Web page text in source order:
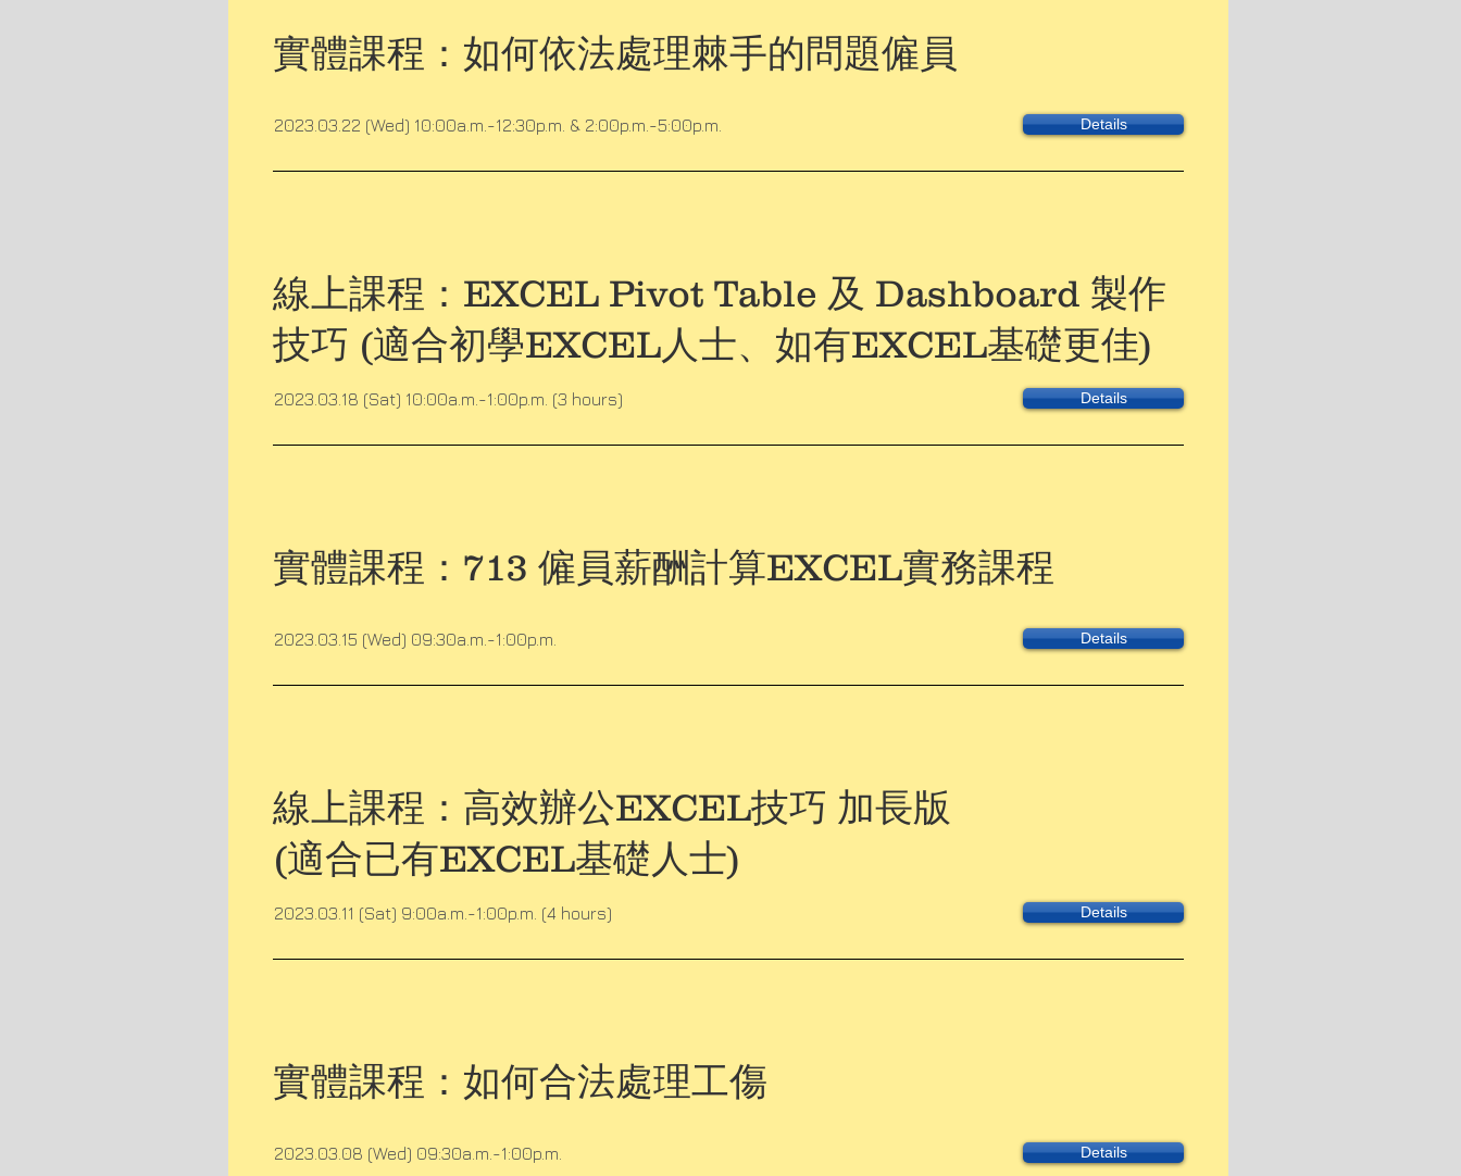
實體課程：如何依法處理棘手的問題僱員
2023.03.22 (Wed) 10:00a.m.-12:30p.m. & 2:00p.m.-5:00p.m. Details
線上課程：EXCEL Pivot Table 及 Dashboard 製作
技巧 (適合初學EXCEL人士、如有EXCEL基礎更佳)
2023.03.18 (Sat) 10:00a.m.-1:00p.m. (3 hours) Details
實體課程：713 僱員薪酬計算EXCEL實務課程
2023.03.15 (Wed) 09:30a.m.-1:00p.m. Details
線上課程：高效辦公EXCEL技巧 加長版
(適合已有EXCEL基礎人士)
2023.03.11 (Sat) 9:00a.m.-1:00p.m. (4 hours) Details
實體課程：如何合法處理工傷
2023.03.08 (Wed) 09:30a.m.-1:00p.m. Details